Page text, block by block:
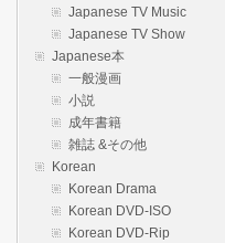
Japanese TV Music
Japanese TV Show
Japanese本
一般漫画
小説
成年書籍
雑誌 &その他
Korean
Korean Drama
Korean DVD-ISO
Korean DVD-Rip